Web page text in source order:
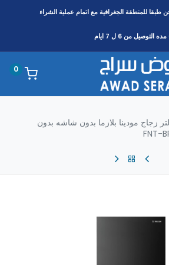
طبقا للمنطقةالجغرافية مع اتمام عملية الشراء
التوصيل من 6 ل 7 ايام
0
ثلاجه فريش 397 لتر زجاج مودينا بلازما بدون شاشه بدون